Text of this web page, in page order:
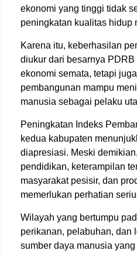
ekonomi yang tinggi tidak
peningkatan kualitas hidup
Karena itu, keberhasilan
diukur dari besarnya
ekonomi semata, tetapi
pembangunan mampu
manusia sebagai pelaku
Peningkatan Indeks
kedua kabupaten
diapresiasi. Meski
pendidikan, keterampilan
masyarakat pesisir, dan
memerlukan perhatian
Wilayah yang bertumpu
perikanan, pelabuhan, dan
sumber daya manusia